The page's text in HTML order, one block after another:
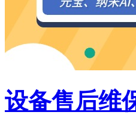
设备售后维